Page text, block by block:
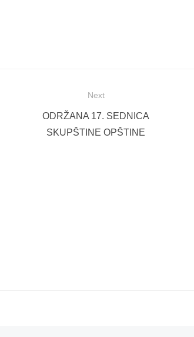
Next
ODRŽANA 17. SEDNICA
SKUPŠTINE OPŠTINE